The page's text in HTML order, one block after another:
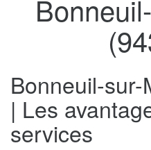
Bonneuil-
| Les
services